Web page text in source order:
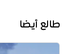
طالع أيضا